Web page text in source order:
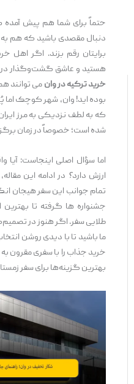
حتماً برای شما هم پیش آمده
دنبال مقصدی باشید که هم به
برایتان رقم بزند. اگر اهل
هستید و عاشق گشت‌وگذار در
خرید ترکیه در وانمی‌ توانند
بوده ‌اید! وان، شهر کوچک اما
که به لطف نزدیکی به مرز
شده است؛ خصوصاً در زمان
اما سؤال اصلی اینجاست: آیا
ارزش دارد؟در ادامه این مقاله،
تمام جوانب این سفر هیجان
جشنواره‌ ها گرفته تا بهترین
طلایی سفر. اگر هنوز در
ما باشید تا با دیدی روشن
خرید جذاب را با سفری مقرون‌ به‌
بهترین گزینه‌ها برای سفر